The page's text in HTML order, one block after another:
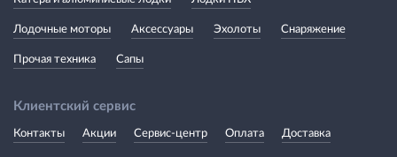
Лодочные моторы Аксессуары Эхолоты Снаряжение
Прочая техника Сапы
Клиентский сервис
Контакты Акции Сервис-центр Оплата Доставка